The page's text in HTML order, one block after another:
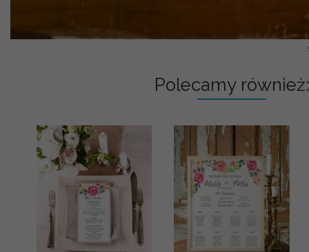
Polecamy również: